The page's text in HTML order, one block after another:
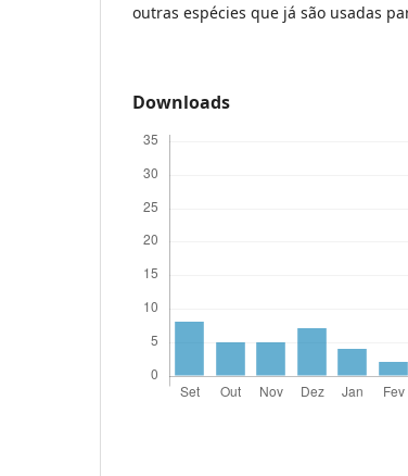
outras espécies que já são usadas
Downloads